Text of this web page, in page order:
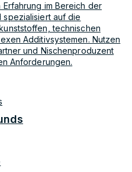
im Bereich der
spezialisiert auf die
technischen
Additivsystemen. Nutzen
und Nischenproduzent
Anforderungen.